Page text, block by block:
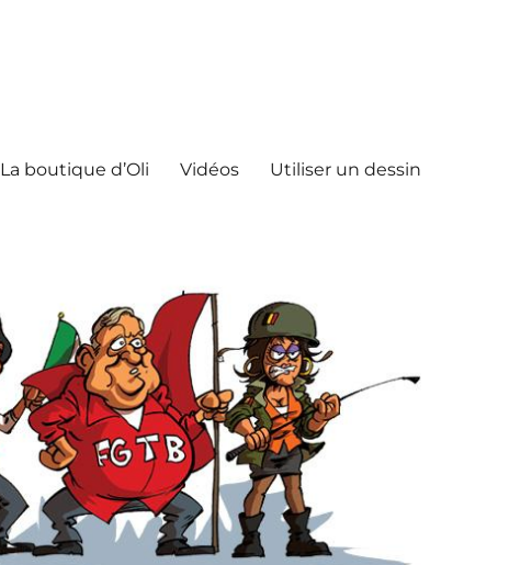
La boutique d’Oli Vidéos Utiliser un dessin